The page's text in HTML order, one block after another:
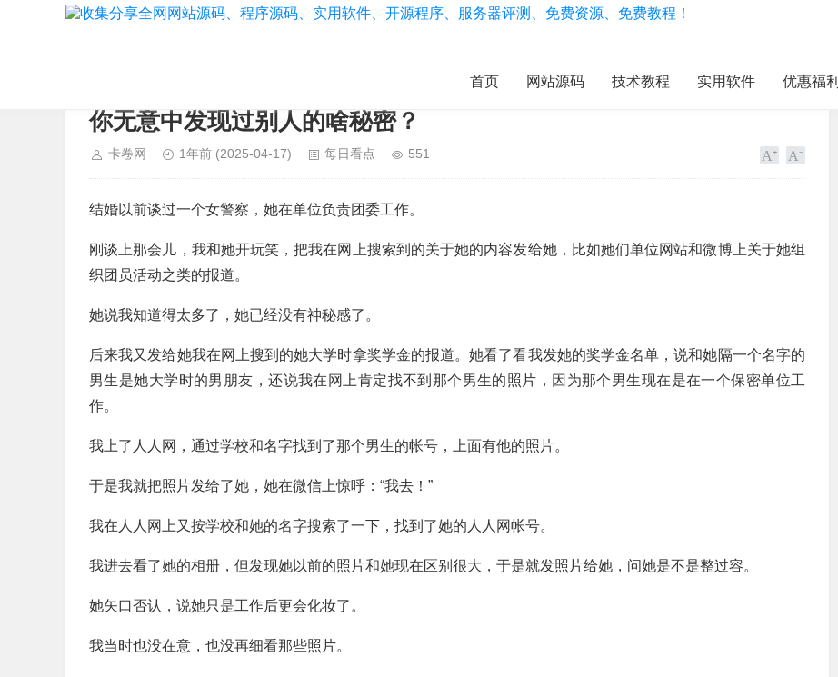
首页 网站源码 技术教程 实用软件 优惠福利
你无意中发现过别人的啥秘密？
卡卷网 1年前 (2025-04-17) 每日看点 551
结婚以前谈过一个女警察，她在单位负责团委工作。
刚谈上那会儿，我和她开玩笑，把我在网上搜索到的关于她的内容发给她，比如她们单位网站和微博上关于她组
织团员活动之类的报道。
她说我知道得太多了，她已经没有神秘感了。
后来我又发给她我在网上搜到的她大学时拿奖学金的报道。她看了看我发她的奖学金名单，说和她隔一个名字的
男生是她大学时的男朋友，还说我在网上肯定找不到那个男生的照片，因为那个男生现在是在一个保密单位工
作。
我上了人人网，通过学校和名字找到了那个男生的帐号，上面有他的照片。
于是我就把照片发给了她，她在微信上惊呼：“我去！”
我在人人网上又按学校和她的名字搜索了一下，找到了她的人人网帐号。
我进去看了她的相册，但发现她以前的照片和她现在区别很大，于是就发照片给她，问她是不是整过容。
她矢口否认，说她只是工作后更会化妆了。
我当时也没在意，也没再细看那些照片。